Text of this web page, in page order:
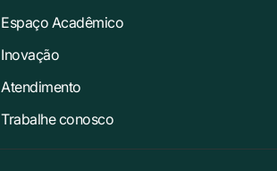
Espaço Acadêmico
Inovação
Atendimento
Trabalhe conosco